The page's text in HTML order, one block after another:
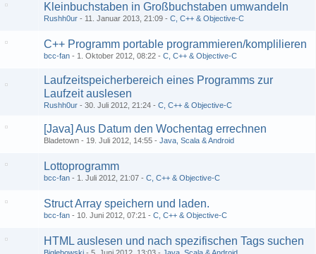
Kleinbuchstaben in Großbuchstaben umwandeln
Rushh0ur 11. Januar 2013, 21:09 C, C++ & Objective-C
C++ Programm portable programmieren/komplilieren
bcc-fan 1. Oktober 2012, 08:22 C, C++ & Objective-C
Laufzeitspeicherbereich eines Programms zur
Laufzeit auslesen
Rushh0ur 30. Juli 2012, 21:24 C, C++ & Objective-C
[Java] Aus Datum den Wochentag errechnen
Bladetown 19. Juli 2012, 14:55 Java, Scala & Android
Lottoprogramm
bcc-fan 1. Juli 2012, 21:07 C, C++ & Objective-C
Struct Array speichern und laden.
bcc-fan 10. Juni 2012, 07:21 C, C++ & Objective-C
HTML auslesen und nach spezifischen Tags suchen